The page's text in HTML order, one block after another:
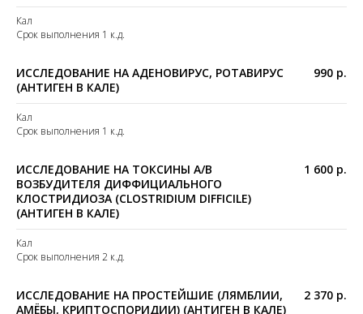
Кал
Срок выполнения 1 к.д.
ИССЛЕДОВАНИЕ НА АДЕНОВИРУС, РОТАВИРУС
(АНТИГЕН В КАЛЕ)
990 р.
Кал
Срок выполнения 1 к.д.
ИССЛЕДОВАНИЕ НА ТОКСИНЫ A/B
ВОЗБУДИТЕЛЯ ДИФФИЦИАЛЬНОГО
КЛОСТРИДИОЗА (CLOSTRIDIUM DIFFICILE)
(АНТИГЕН В КАЛЕ)
1 600 р.
Кал
Срок выполнения 2 к.д.
ИССЛЕДОВАНИЕ НА ПРОСТЕЙШИЕ (ЛЯМБЛИИ,
АМЁБЫ, КРИПТОСПОРИДИИ) (АНТИГЕН В КАЛЕ)
2 370 р.